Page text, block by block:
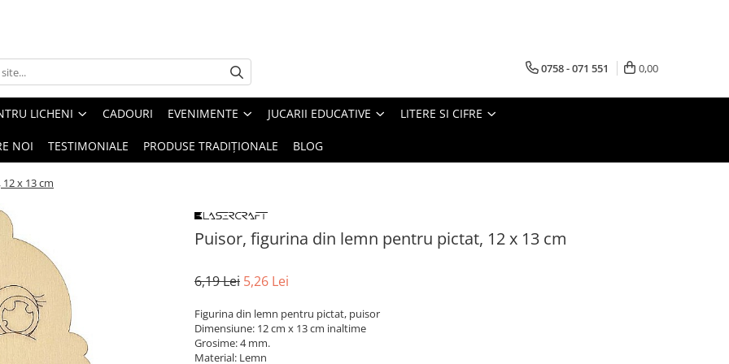
0758 - 071 551 0,00
LICHENI CADOURI EVENIMENTE JUCARII EDUCATIVE LITERE SI CIFRE
NOI TESTIMONIALE PRODUSE TRADIȚIONALE BLOG
x 13 cm
Puisor, figurina din lemn pentru pictat, 12 x 13 cm
6,19 Lei 5,26 Lei
Figurina din lemn pentru pictat, puisor
Dimensiune: 12 cm x 13 cm inaltime
Grosime: 4 mm.
Material: Lemn